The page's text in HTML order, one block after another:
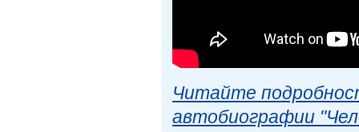
Читайте
автобиографии